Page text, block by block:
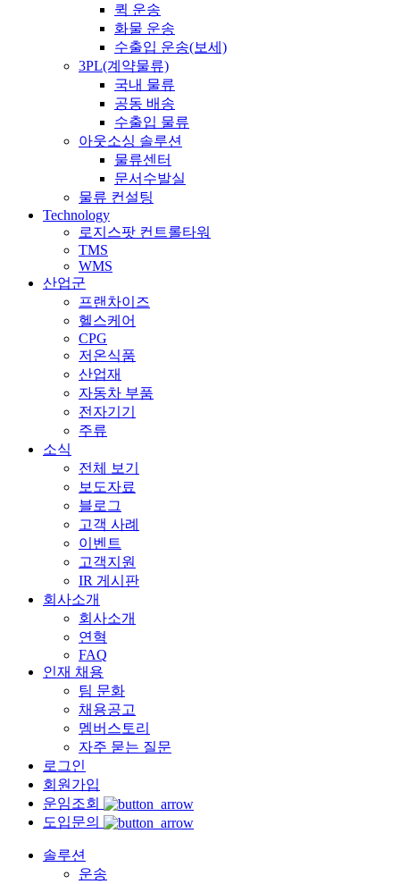
퀵 운송
화물 운송
수출입 운송(보세)
3PL(계약물류)
국내 물류
공동 배송
수출입 물류
아웃소싱 솔루션
물류센터
문서수발실
물류 컨설팅
Technology
로지스팟 컨트롤타워
TMS
WMS
산업군
프랜차이즈
헬스케어
CPG
저온식품
산업재
자동차 부품
전자기기
주류
소식
전체 보기
보도자료
블로그
고객 사례
이벤트
고객지원
IR 게시판
회사소개
회사소개
연혁
FAQ
인재 채용
팀 문화
채용공고
멤버스토리
자주 묻는 질문
로그인
회원가입
운임조회
도입문의
솔루션
운송